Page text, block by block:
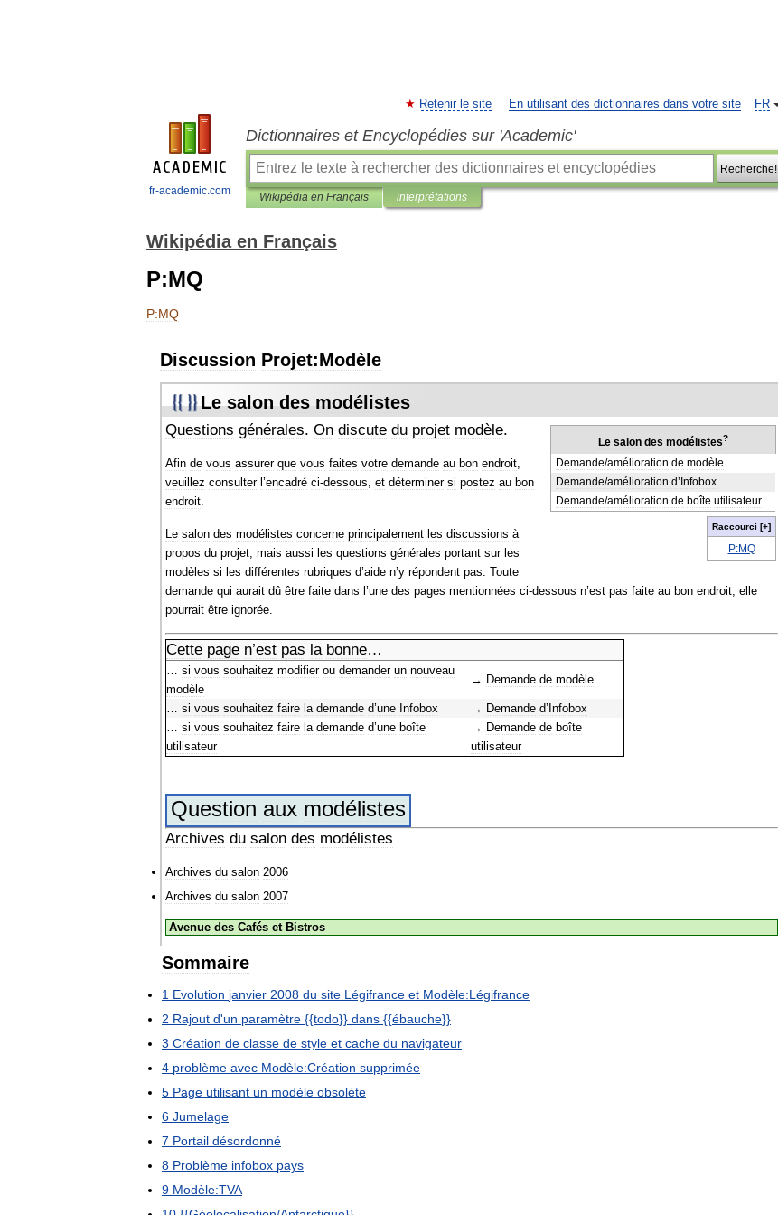
fr-academic.com
FR
Retenir le site En utilisant des dictionnaires dans votre site
Dictionnaires et Encyclopédies sur 'Academic'
Recherche!
Wikipédia en Français interprétations
Wikipédia en Français
P:MQ
P:MQ
Discussion Projet:Modèle
Le salon des modélistes
Le salon des modélistes?
Demande/amélioration de modèle
Demande/amélioration d’ Infobox
Demande/amélioration de boîte utilisateur
Raccourci [+]
P:MQ
Questions générales. On discute du projet modèle.
Afin de vous assurer que vous faites votre demande au bon endroit,
veuillez consulter ’encadré ci-dessous, et déterminer si postez au bon
endroit.
Le salon des modélistes concerne principalement les discussions à
propos du projet, mais aussi les questions générales portant sur les
modèles si les différentes rubriques d’aide n’y répondent pas. Toute
demande qui aurait dû être faite dans ’une des pages mentionnées ci-dessous n’est pas faite au bon endroit, elle
pourrait être ignorée.
Cette page n’est pas la bonne…
… si vous souhaitez modifier ou demander un nouveau
modèle
→ Demande de modèle
… si vous souhaitez faire la demande d’une Infobox → Demande d’ Infobox
… si vous souhaitez faire la demande d’une boîte
utilisateur
→ Demande de boîte
utilisateur
Question aux modélistes
Archives du salon des modélistes
Archives du salon 2006
Archives du salon 2007
Avenue des Cafés et Bistros
Sommaire
1 Evolution janvier 2008 du site Légifrance et Modèle:Légifrance
2 Rajout d'un paramètre {{todo}} dans {{ébauche}}
3 Création de classe de style et cache du navigateur
4 problème avec Modèle:Création supprimée
5 Page utilisant un modèle obsolète
6 Jumelage
7 Portail désordonné
8 Problème infobox pays
9 Modèle:TVA